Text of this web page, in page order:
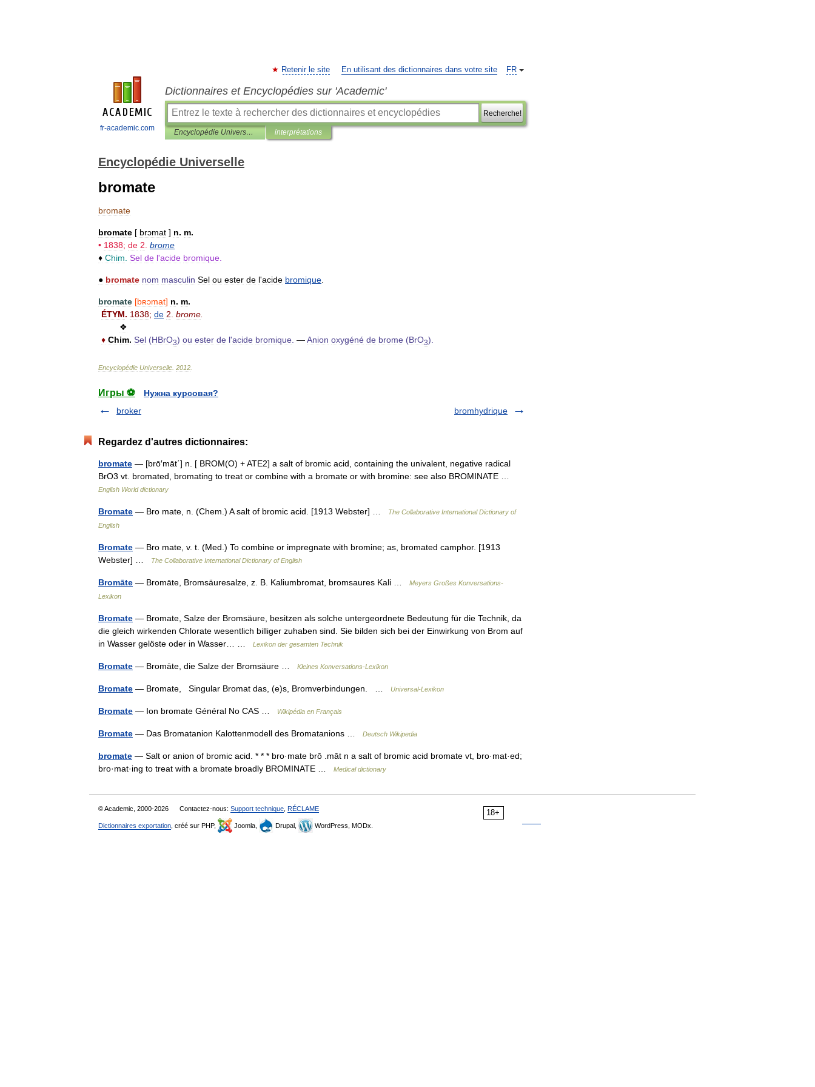
fr-academic.com
FR
Retenir le site En utilisant des dictionnaires dans votre site
Dictionnaires et Encyclopédies sur 'Academic'
Recherche!
Encyclopédie Universelle interprétations
Encyclopédie Universelle
bromate
bromate
bromate [ brɔmat ] n. m.
• 1838; de 2 brome
♦ Chim Sel de l'acide bromique
● bromate nom masculin Sel ou ester de l'acide bromique
bromate [bʀɔmat] n. m.
ÉTYM. 1838; de 2 brome
❖
♦ Chim. Sel (HBrO3) ou ester de l'acide bromique —Anion oxygéné de brome (BrO3).
Encyclopédie Universelle 2012
Игры ⚽
Нужна курсовая?
broker
bromhydrique
Regardez d'autres dictionnaires:
bromate — [brō′māt΄] n. [ BROM(O) + ATE2] a salt of bromic acid, containing the univalent, negative radical
BrO3 vt. bromated, bromating to treat or combine with a bromate or with bromine: see also BROMINATE …
English World dictionary
Bromate — Bro mate, n. (Chem.) A salt of bromic acid. [1913 Webster] …
The Collaborative International Dictionary of
English
Bromate — Bro mate, v. t. (Med.) To combine or impregnate with bromine; as, bromated camphor. [1913
Webster] …
The Collaborative International Dictionary of English
Bromāte — Bromāte, Bromsäuresalze, z. B. Kaliumbromat, bromsaures Kali …
Meyers Großes Konversations-
Lexikon
Bromate — Bromate, Salze der Bromsäure, besitzen als solche untergeordnete Bedeutung für die Technik, da
die gleich wirkenden Chlorate wesentlich billiger zuhaben sind. Sie bilden sich bei der Einwirkung von Brom auf
in Wasser gelöste oder in Wasser… …
Lexikon der gesamten Technik
Bromate — Bromāte, die Salze der Bromsäure … Kleines Konversations-Lexikon
Bromate — Bromate, Singular Bromat das, (e)s, Bromverbindungen. … Universal-Lexikon
Bromate — Ion bromate Général No CAS … Wikipédia en Français
Bromate — Das Bromatanion Kalottenmodell des Bromatanions … Deutsch Wikipedia
bromate — Salt or anion of bromic acid. * * * bro·mate brō .māt n a salt of bromic acid bromate vt, bro·mat·ed;
bro·mat·ing to treat with a bromate broadly BROMINATE …
Medical dictionary
18+
© Academic, 2000-2026 Contactez-nous: Support technique RÉCLAME
Dictionnaires exportation , créé sur PHP, Joomla, Drupal, WordPress, MODx.